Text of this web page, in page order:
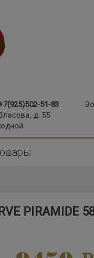
51-83
д. 55
PIRAMIDE